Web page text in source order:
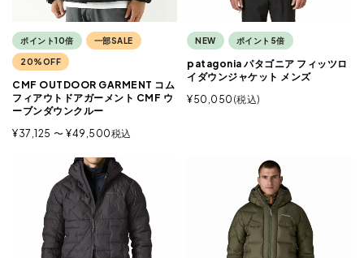
ポイント10倍 一部SALE
20%OFF
CMF OUTDOOR GARMENT コム
フィアウトドアガーメント CMF ウ
ーブンダウンクルー
¥37,125 〜 ¥49,500税込
NEW ポイント5倍
patagonia パタゴニア フィッツロ
イダウンジャケット メンズ
¥50,050 税込